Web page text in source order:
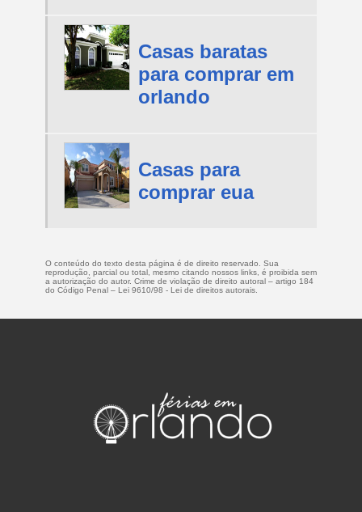
Casas baratas
para comprar em
orlando
Casas para
comprar eua
O conteúdo do texto desta página é de direito reservado. Sua
reprodução, parcial ou total, mesmo citando nossos links, é proibida sem
a autorização do autor. Crime de violação de direito autoral – artigo 184
do Código Penal – Lei 9610/98 - Lei de direitos autorais